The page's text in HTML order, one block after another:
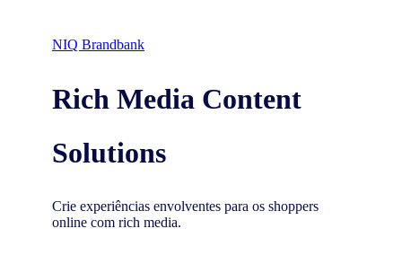
NIQ Brandbank
Rich Media Content
Solutions
Crie experiências envolventes para os shoppers
online com rich media.